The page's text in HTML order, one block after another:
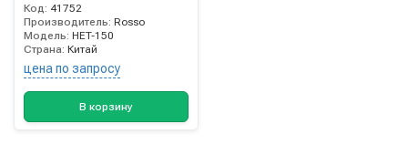
Код: 41752
Производитель: Rosso
Модель: HET-150
Страна: Китай
цена по запросу
В корзину